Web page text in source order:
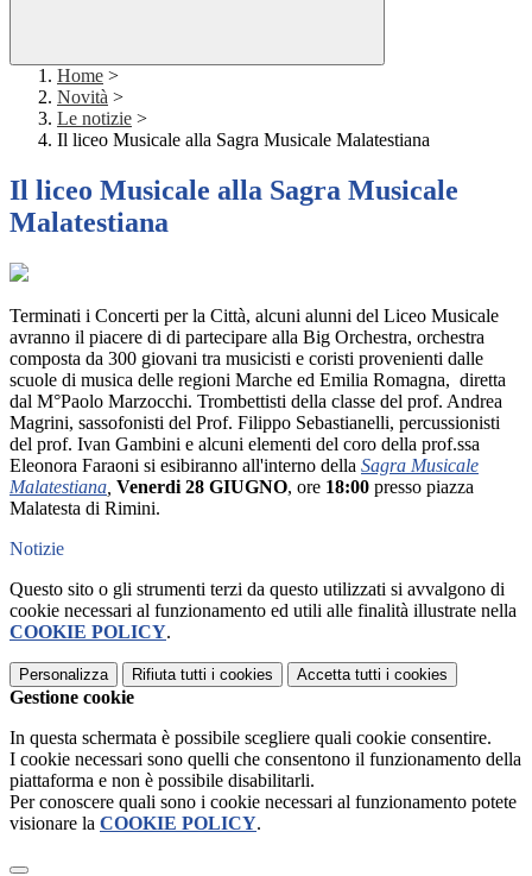
Home >
Novità >
Le notizie >
Il liceo Musicale alla Sagra Musicale Malatestiana
Il liceo Musicale alla Sagra Musicale
Malatestiana
Terminati i Concerti per la Città, alcuni alunni del Liceo Musicale
avranno il piacere di di partecipare alla Big Orchestra, orchestra
composta da 300 giovani tra musicisti e coristi provenienti dalle
scuole di musica delle regioni Marche ed Emilia Romagna, diretta
dal M°Paolo Marzocchi. Trombettisti della classe del prof. Andrea
Magrini, sassofonisti del Prof. Filippo Sebastianelli, percussionisti
del prof. Ivan Gambini e alcuni elementi del coro della prof.ssa
Eleonora Faraoni si esibiranno all'interno della Sagra Musicale
Malatestiana Venerdi 28 GIUGNO, ore 18:00 presso piazza
Malatesta di Rimini.
Notizie
Questo sito o gli strumenti terzi da questo utilizzati si avvalgono di
cookie necessari al funzionamento ed utili alle finalità illustrate nella
COOKIE POLICY.
Personalizza Rifiuta tutti i cookies Accetta tutti i cookies
Gestione cookie
In questa schermata è possibile scegliere quali cookie consentire.
I cookie necessari sono quelli che consentono il funzionamento della
piattaforma e non è possibile disabilitarli.
Per conoscere quali sono i cookie necessari al funzionamento potete
visionare la COOKIE POLICY.